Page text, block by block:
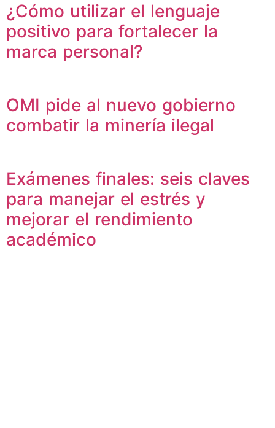
¿Cómo utilizar el lenguaje
positivo para fortalecer la
marca personal?
OMI pide al nuevo gobierno
combatir la minería ilegal
Exámenes finales: seis claves
para manejar el estrés y
mejorar el rendimiento
académico